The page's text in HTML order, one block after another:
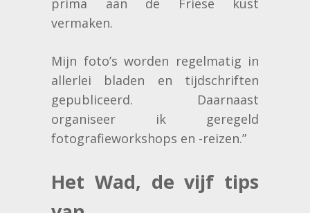
vermaken.
Mijn foto’s worden regelmatig in
allerlei bladen en tijdschriften
gepubliceerd. Daarnaast
organiseer ik geregeld
fotografieworkshops en -reizen.”
Het Wad, de vijf tips